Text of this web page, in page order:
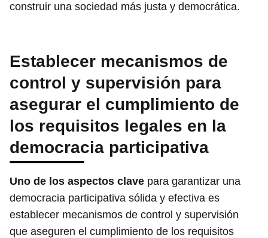
construir una sociedad más justa y democrática.
Establecer mecanismos de
control y supervisión para
asegurar el cumplimiento de
los requisitos legales en la
democracia participativa
Uno de los aspectos clave para garantizar una
democracia participativa sólida y efectiva es
establecer mecanismos de control y supervisión
que aseguren el cumplimiento de los requisitos